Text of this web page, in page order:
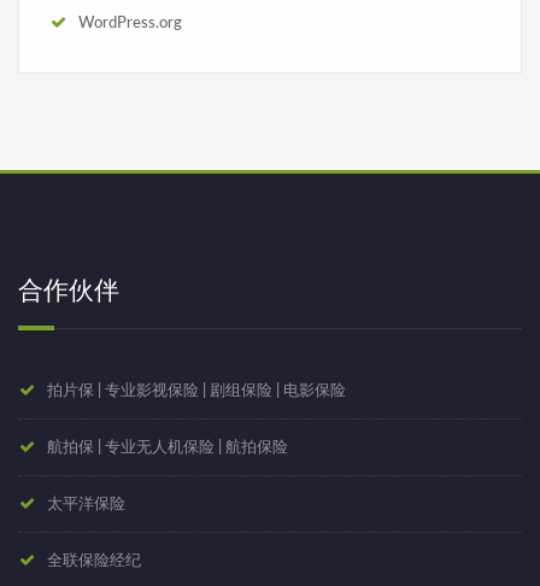
WordPress.org
合作伙伴
拍片保 | 专业影视保险 | 剧组保险 | 电影保险
航拍保 | 专业无人机保险 | 航拍保险
太平洋保险
全联保险经纪